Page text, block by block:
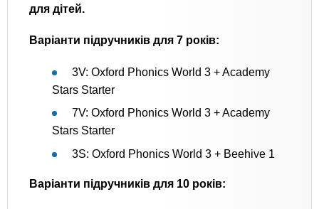
для дітей.
Варіанти підручників для 7 років:
3V: Oxford Phonics World 3 + Academy
Stars Starter
7V: Oxford Phonics World 3 + Academy
Stars Starter
3S: Oxford Phonics World 3 + Beehive 1
Варіанти підручників для 10 років: